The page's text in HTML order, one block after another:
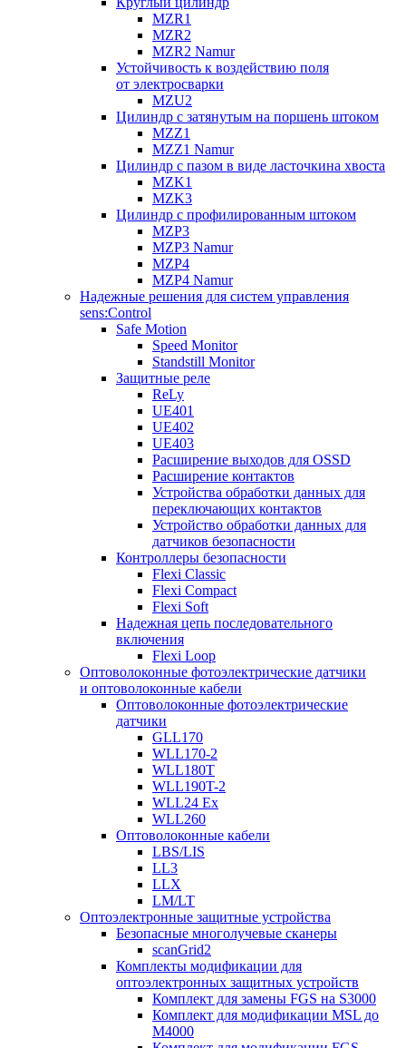
MZR1
MZR2
MZR2 Namur
Устойчивость к воздействию поля
от электросварки
MZU2
Цилиндр с затянутым на поршень штоком
MZZ1
MZZ1 Namur
Цилиндр с пазом в виде ласточкина хвоста
MZK1
MZK3
Цилиндр с профилированным штоком
MZP3
MZP3 Namur
MZP4
MZP4 Namur
Надежные решения для систем управления
sens:Control
Safe Motion
Speed Monitor
Standstill Monitor
Защитные реле
ReLy
UE401
UE402
UE403
Расширение выходов для OSSD
Расширение контактов
Устройства обработки данных для
переключающих контактов
Устройство обработки данных для
датчиков безопасности
Контроллеры безопасности
Flexi Classic
Flexi Compact
Flexi Soft
Надежная цепь последовательного
включения
Flexi Loop
Оптоволоконные фотоэлектрические датчики
и оптоволоконные кабели
Оптоволоконные фотоэлектрические
датчики
GLL170
WLL170-2
WLL180T
WLL190T-2
WLL24 Ex
WLL260
Оптоволоконные кабели
LBS/LIS
LL3
LLX
LM/LT
Оптоэлектронные защитные устройства
Безопасные многолучевые сканеры
scanGrid2
Комплекты модификации для
оптоэлектронных защитных устройств
Комплект для замены FGS на S3000
Комплект для модификации MSL до
M4000